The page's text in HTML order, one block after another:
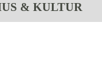
& KULTUR